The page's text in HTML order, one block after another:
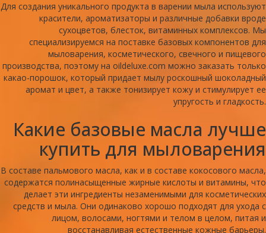
Для создания уникального продукта в варении мыла используют
красители, ароматизаторы и различные добавки вроде
сухоцветов, блесток, витаминных комплексов. Мы
специализируемся на поставке базовых компонентов для
мыловарения, косметического, свечного и пищевого
производства, поэтому на oildeluxe.com можно заказать только
какао-порошок, который придает мылу роскошный шоколадный
аромат и цвет, а также тонизирует кожу и стимулирует ее
упругость и гладкость.
Какие базовые масла лучше
купить для мыловарения
В составе пальмового масла, как и в составе кокосового масла,
содержатся полинасыщенные жирные кислоты и витамины, что
делает эти ингредиенты незаменимыми для косметических
средств и мыла. Они одинаково хорошо подходят для ухода с
лицом, волосами, ногтями и телом в целом, питая и
восстанавливая естественные кожные барьеры.